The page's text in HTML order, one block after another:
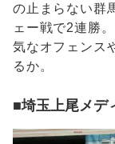
の止まらない群
ェー戦で2連勝
気なオフェンス
るか。
■埼玉上尾メデ